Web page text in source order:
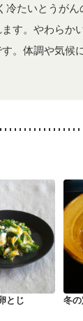
冷たいとうが
す。やわらか
。体調や気候
とじ